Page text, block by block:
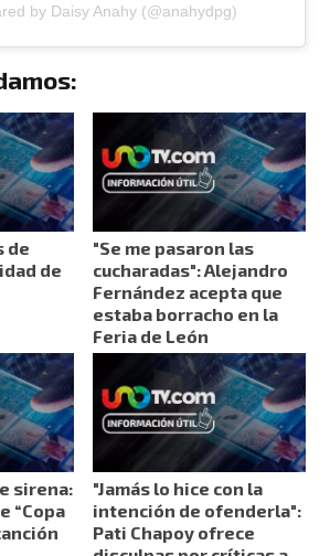
by Daisy Anahy (@anahydpg)
de
de
"Se me pasaron las
cucharadas": Alejandro
Fernández acepta que
estaba borracho en la
Feria de León
sirena:
“Copa
"Jamás lo hice con la
intención de ofenderla":
Pati Chapoy ofrece